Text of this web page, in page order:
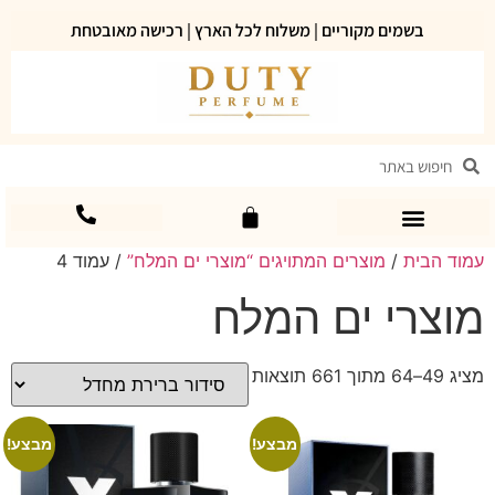
בשמים מקוריים | משלוח לכל הארץ | רכישה מאובטחת
עמוד הבית / מוצרים המתויגים “מוצרי ים המלח” / עמוד 4
מוצרי ים המלח
מציג 49–64 מתוך 661 תוצאות
מבצע! מבצע!